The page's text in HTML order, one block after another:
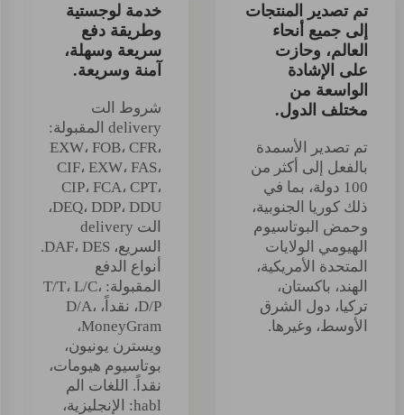
تم تصدير المنتجات
إلى جميع أنحاء
العالم، وحازت
على الإشادة
الواسعة من
مختلف الدول.
تم تصدير الأسمدة
بالفعل إلى أكثر من
100 دولة، بما في
ذلك كوريا الجنوبية،
وحمض البوتاسيوم
الهيومي الولايات
المتحدة الأمريكية،
الهند، باكستان،
تركيا، دول الشرق
الأوسط، وغيرها.
خدمة لوجستية
وطريقة دفع
سريعة وسهلة،
آمنة وسريعة.
شروط الت
delivery المقبولة:
EXW، FOB، CFR،
CIF، EXW، FAS،
CIP، FCA، CPT،
DEQ، DDP، DDU،
الت delivery
السريع، DAF، DES.
أنواع الدفع
المقبولة: T/T، L/C،
D/P، نقداً، D/A،
MoneyGram،
ويسترن يونيون،
بوتاسيوم هيومات،
نقداً. اللغات الم
habl: الإنجليزية،